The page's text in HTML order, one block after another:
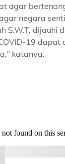
agar
negara
S.W.T, dijauhi
19 dapat
katanya.